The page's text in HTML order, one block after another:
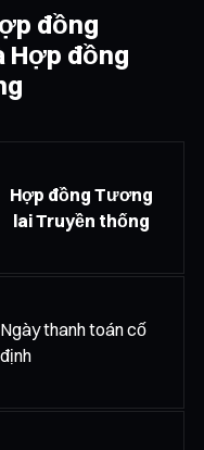
đồng
Hợp đồng
Hợp đồng Tương
lai Truyền thống
Ngày thanh toán cố
định